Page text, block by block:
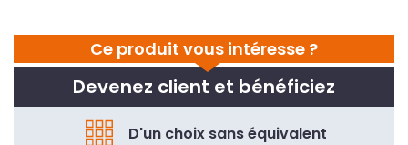
Ce produit vous intéresse ?
Devenez client et bénéficiez
D'un choix sans équivalent